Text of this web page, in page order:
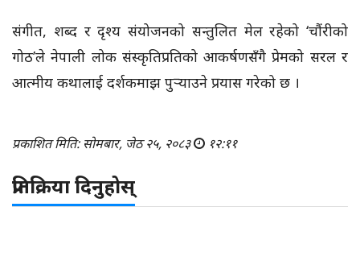
संगीत, शब्द र दृश्य संयोजनको सन्तुलित मेल रहेको ‘चौंरीको
गोठ’ले नेपाली लोक संस्कृतिप्रतिको आकर्षणसँगै प्रेमको सरल र
आत्मीय कथालाई दर्शकमाझ पुर्‍याउने प्रयास गरेको छ ।
प्रकाशित मिति: सोमबार, जेठ २५, २०८३ १२:११
प्रतिक्रिया दिनुहोस्